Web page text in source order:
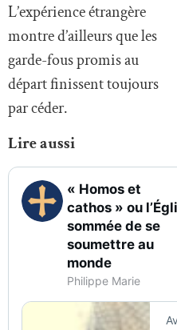
L’expérience étrangère
montre d’ailleurs que les
garde-fous promis au
départ finissent toujours
par céder.
Lire aussi